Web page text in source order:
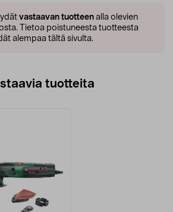
vastaavan tuotteenalla olevien
Tietoa poistuneesta tuotteesta
alempaa tältä sivulta.
tuotteita